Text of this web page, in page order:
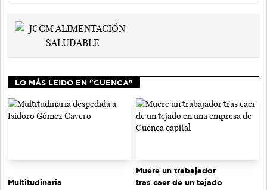
LO MÁS LEIDO EN "CUENCA"
Multitudinaria
Muere un trabajador
tras caer de un tejado